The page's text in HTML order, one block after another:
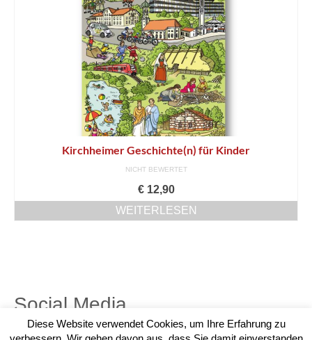
Kirchheimer Geschichte(n) für Kinder
NICHT BEWERTET
€12,90
WEITERLESEN
Social Media
Diese Website verwendet Cookies, um Ihre Erfahrung zu